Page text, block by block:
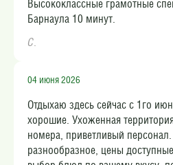
Высококлассные грамотные
Барнаула 10 минут.
С.
04 июня 2026
Отдыхаю здесь сейчас с 1го
хорошие. Ухоженная
номера, приветливый
разнообразное, цены